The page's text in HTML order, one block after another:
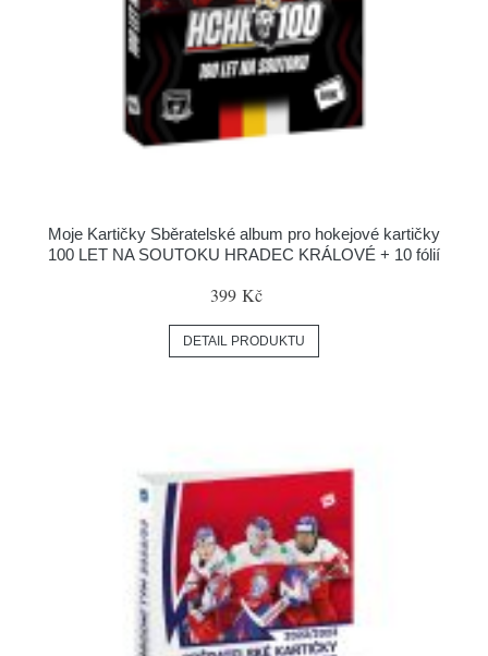
Moje Kartičky Sběratelské album pro hokejové kartičky
100 LET NA SOUTOKU HRADEC KRÁLOVÉ + 10 fólií
399 Kč
DETAIL PRODUKTU